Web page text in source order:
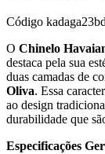
Código
O Chinelo
destaca pela sua
duas camadas de
Oliva. Essa
ao design
durabilidade que
Especificações